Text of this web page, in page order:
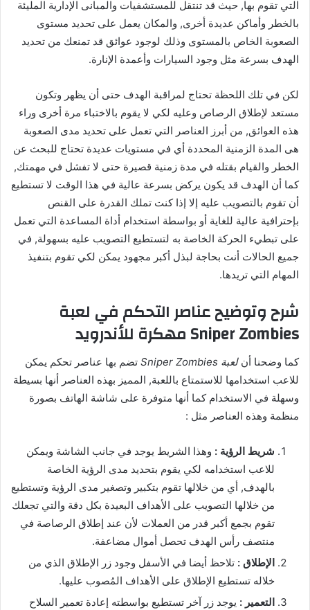
التي تقوم بها, حيث قد تنتقل للمستشفيات والمبانى الإدارية المليئة
بالخطر وأماكن عديدة أخرى, والمكان يعمل على تحديد مستوى
الصعوبة الخاص بالمستوى وذلك لوجود عوائق قد تمنعك من تحديد
الهدف بسرعة مثل وجود السيارات وأعمدة الإنارة.
لكن في تلك اللحظة تحتاج لمراقبة الهدف حتى أن يظهر وتكون
مستعد لإطلاق الرصاص وعليه لكي لا يقوم بالاختباء مرة أخرى وراء
هذه العوائق, من أبرز العناصر التي تعمل على تحديد مدى الصعوبة
هى المدة الزمنية المحددة أي في مستويات عديدة تحتاج للبحث عن
الخطر والقيام بقتله في مدة زمنية قصيرة حتى لا تفشل في مهمتك,
كما أن الهدف قد يكون يركض بسرعة عالية في هذا الوقت لا تستطيع
أن تقوم بالتصويب عليه إلا إذا كنت تملك القدرة على القنص
بإحترافية عالية للغاية أو بواسطة استخدام أداة المساعدة التي تعمل
على تبطيء الحركة الخاصة به لتستطيع التصويب عليه بسهولة, في
جميع الحالات أنت بحاجة لبذل أكبر مجهود يمكن لكي تقوم بتنفيذ
المهام التي تريدها.
شرح وتوضيح عناصر التحكم في لعبة
Sniper Zombies مهكرة للأندرويد
كما وضحنا أنلعبة Sniper Zombies
تضم بها عناصر تحكم يمكن
للاعب استخدامها للاستمتاع باللعبة, المميز بهذه العناصر أنها بسيطة
وسهلة في الاستخدام كما أنها متوفرة على شاشة الهاتف بصورة
منظمة وهذه العناصر مثل :
شريط الرؤية : وهذا الشريط يوجد في جانب الشاشة ويمكن
للاعب استخدامه لكي يقوم بتحديد مدى الرؤية الخاصة
بالهدف, أي من خلالها تقوم بتكبير وتصغير مدى الرؤية وتستطيع
من خلالها التصويب على الأهداف البعيدة بكل دقة والتي تجعلك
تقوم بجمع أكبر قدر من العملات لأن عند إطلاق الرصاصة في
منتصف رأس الهدف تحصل أموال مضاعفة.
الإطلاق : تلاحظ أيضا في الأسفل وجود زر الإطلاق الذي من
خلاله تستطيع الإطلاق على الأهداف المُصوب عليها.
التعمير : يوجد زر آخر تستطيع بواسطته إعادة تعمير السلاح